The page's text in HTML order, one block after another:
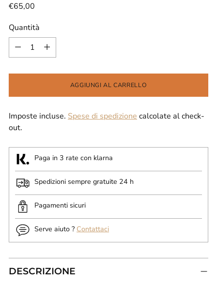
Prezzo
listino
€65,00
Quantità
Quantità
AGGIUNGI AL CARRELLO
Imposte incluse. Spese di spedizione calcolate al check-
out.
Paga in 3 rate con klarna
Spedizioni sempre gratuite 24 h
Pagamenti sicuri
Serve aiuto ? Contattaci
DESCRIZIONE